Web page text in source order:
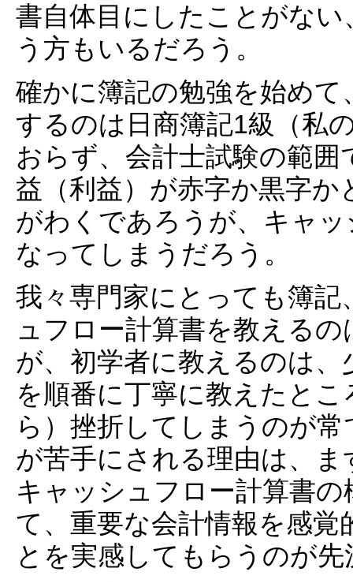
書自体目にしたことがな
う方もいるだろう。
確かに簿記の勉強を始め
するのは日商簿記1級（私
おらず、会計士試験の範
益（利益）が赤字か黒字
がわくであろうが、キャ
なってしまうだろう。
我々専門家にとっても簿
ュフロー計算書を教える
が、初学者に教えるのは
を順番に丁寧に教えたと
ら）挫折してしまうのが
が苦手にされる理由は、
キャッシュフロー計算書
て、重要な会計情報を感
とを実感してもらうのが